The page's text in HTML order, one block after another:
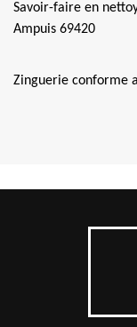
Savoir-faire en
Ampuis 69420
Zinguerie conforme